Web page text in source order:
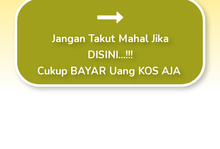
Jangan Takut Mahal Jika
DISINI...!!!
Cukup BAYAR Uang KOS AJA